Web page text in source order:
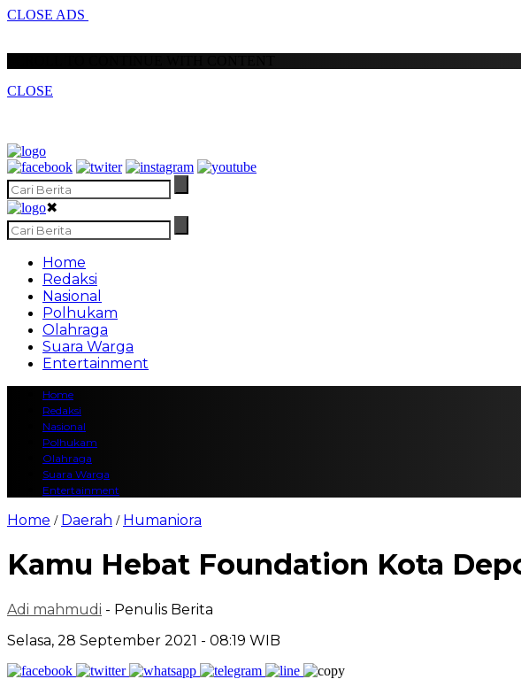
CLOSE ADS
CLOSE
✖
Home
Redaksi
Nasional
Polhukam
Olahraga
Suara Warga
Entertainment
Home
Redaksi
Nasional
Polhukam
Olahraga
Suara Warga
Entertainment
Home / Daerah / Humaniora
Kamu Hebat Foundation Kota
Adi mahmudi - Penulis Berita
Selasa, 28 September 2021 - 08:19 WIB